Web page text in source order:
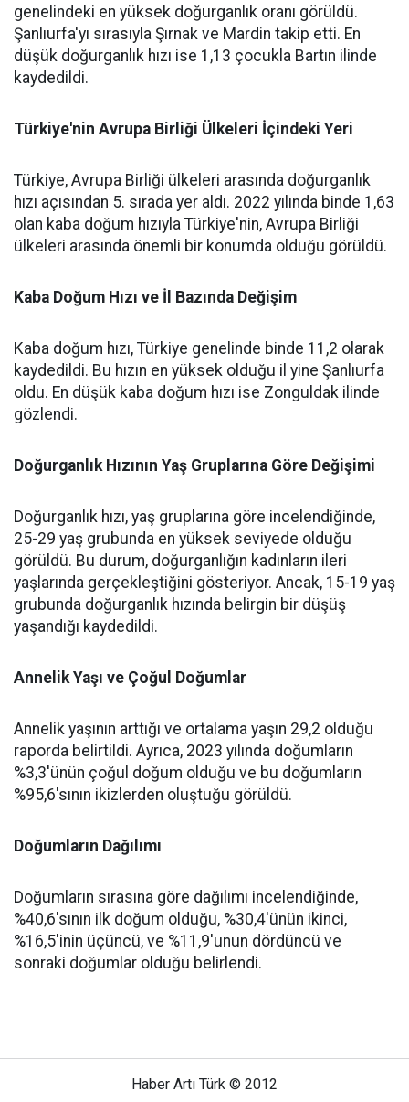
genelindeki en yüksek doğurganlık oranı görüldü.
Şanlıurfa'yı sırasıyla Şırnak ve Mardin takip etti. En
düşük doğurganlık hızı ise 1,13 çocukla Bartın ilinde
kaydedildi.
Türkiye'nin Avrupa Birliği Ülkeleri İçindeki Yeri
Türkiye, Avrupa Birliği ülkeleri arasında doğurganlık
hızı açısından 5. sırada yer aldı. 2022 yılında binde 1,63
olan kaba doğum hızıyla Türkiye'nin, Avrupa Birliği
ülkeleri arasında önemli bir konumda olduğu görüldü.
Kaba Doğum Hızı ve İl Bazında Değişim
Kaba doğum hızı, Türkiye genelinde binde 11,2 olarak
kaydedildi. Bu hızın en yüksek olduğu il yine Şanlıurfa
oldu. En düşük kaba doğum hızı ise Zonguldak ilinde
gözlendi.
Doğurganlık Hızının Yaş Gruplarına Göre Değişimi
Doğurganlık hızı, yaş gruplarına göre incelendiğinde,
25-29 yaş grubunda en yüksek seviyede olduğu
görüldü. Bu durum, doğurganlığın kadınların ileri
yaşlarında gerçekleştiğini gösteriyor. Ancak, 15-19 yaş
grubunda doğurganlık hızında belirgin bir düşüş
yaşandığı kaydedildi.
Annelik Yaşı ve Çoğul Doğumlar
Annelik yaşının arttığı ve ortalama yaşın 29,2 olduğu
raporda belirtildi. Ayrıca, 2023 yılında doğumların
%3,3'ünün çoğul doğum olduğu ve bu doğumların
%95,6'sının ikizlerden oluştuğu görüldü.
Doğumların Dağılımı
Doğumların sırasına göre dağılımı incelendiğinde,
%40,6'sının ilk doğum olduğu, %30,4'ünün ikinci,
%16,5'inin üçüncü, ve %11,9'unun dördüncü ve
sonraki doğumlar olduğu belirlendi.
Haber Artı Türk © 2012